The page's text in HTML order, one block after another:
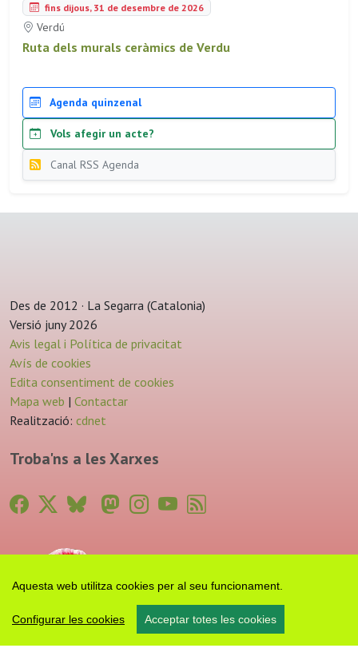
Aquesta web utilitza cookies per al seu funcionament.
Configurar les cookies Acceptar totes les cookies
fins dijous, 31 de desembre de 2026
Verdú
Ruta dels murals ceràmics de Verdu
Agenda quinzenal
Vols afegir un acte?
Canal RSS Agenda
Des de 2012 · La Segarra (Catalonia)
Versió juny 2026
Avis legal i Política de privacitat
Avís de cookies
Edita consentiment de cookies
Mapa web | Contactar
Realització: cdnet
Troba'ns a les Xarxes